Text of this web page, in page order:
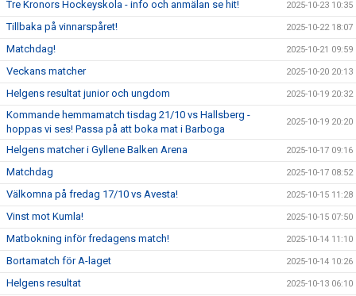
Tre Kronors Hockeyskola - info och anmälan se hit! 2025-10-23 10:35
Tillbaka på vinnarspåret! 2025-10-22 18:07
Matchdag! 2025-10-21 09:59
Veckans matcher 2025-10-20 20:13
Helgens resultat junior och ungdom 2025-10-19 20:32
Kommande hemmamatch tisdag 21/10 vs Hallsberg -
hoppas vi ses! Passa på att boka mat i Barboga
2025-10-19 20:20
Helgens matcher i Gyllene Balken Arena 2025-10-17 09:16
Matchdag 2025-10-17 08:52
Välkomna på fredag 17/10 vs Avesta! 2025-10-15 11:28
Vinst mot Kumla! 2025-10-15 07:50
Matbokning inför fredagens match! 2025-10-14 11:10
Bortamatch för A-laget 2025-10-14 10:26
Helgens resultat 2025-10-13 06:10